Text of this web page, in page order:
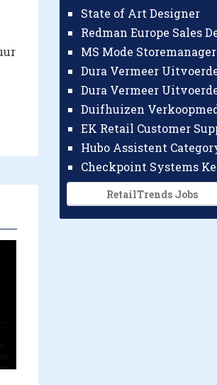
State of Art Designer
MS Mode Storemanager
RetailTrends Jobs